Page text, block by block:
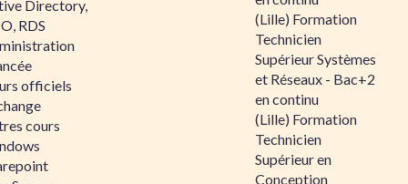
Directory,
RDS
officiels
cours
(Lille) Formation
Technicien
Supérieur Systèmes
et Réseaux - Bac+2
en continu
(Lille) Formation
Technicien
Supérieur en
Conception